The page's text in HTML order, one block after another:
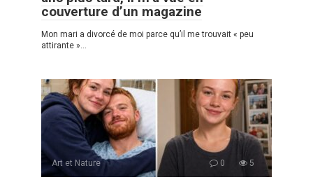
couverture d’un magazine
Mon mari a divorcé de moi parce qu’il me trouvait « peu
attirante »…
Art et Nature 0 5